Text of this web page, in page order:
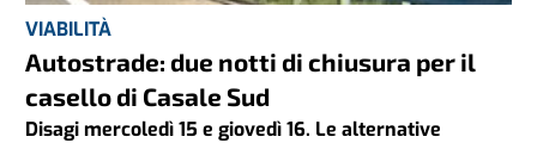
VIABILITÀ
Autostrade: due notti di chiusura per il
casello di Casale Sud
Disagi mercoledì 15 e giovedì 16. Le alternative